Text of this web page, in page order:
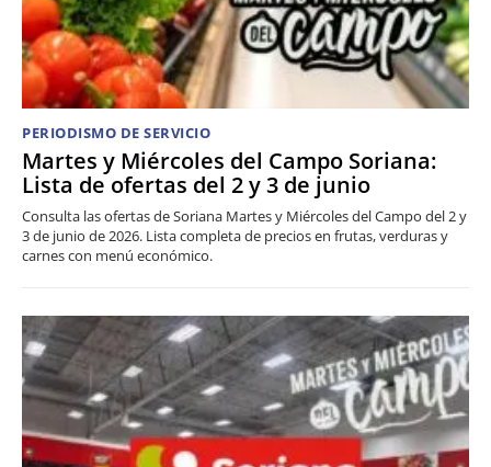
PERIODISMO DE SERVICIO
Martes y Miércoles del Campo Soriana:
Lista de ofertas del 2 y 3 de junio
Consulta las ofertas de Soriana Martes y Miércoles del Campo del 2 y
3 de junio de 2026. Lista completa de precios en frutas, verduras y
carnes con menú económico.